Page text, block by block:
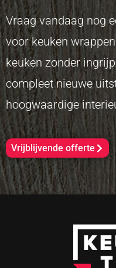
Vraag vandaag nog
voor keuken
keuken zonder
compleet nieuwe
hoogwaardige
Vrijblijvende offerte